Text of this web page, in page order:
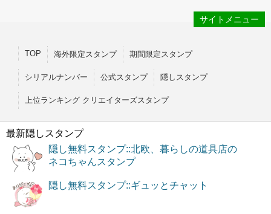
サイトメニュー
TOP 海外限定スタンプ 期間限定スタンプ
シリアルナンバー 公式スタンプ 隠しスタンプ
上位ランキング クリエイターズスタンプ
最新隠しスタンプ
隠し無料スタンプ::北欧、暮らしの道具店の
ネコちゃんスタンプ
隠し無料スタンプ::ギュッとチャット